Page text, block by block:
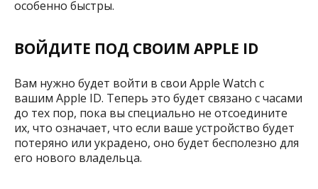
особенно быстры.
ВОЙДИТЕ ПОД СВОИМ APPLE ID
Вам нужно будет войти в свои Apple Watch с
вашим Apple ID. Теперь это будет связано с часами
до тех пор, пока вы специально не отсоедините
их, что означает, что если ваше устройство будет
потеряно или украдено, оно будет бесполезно для
его нового владельца.